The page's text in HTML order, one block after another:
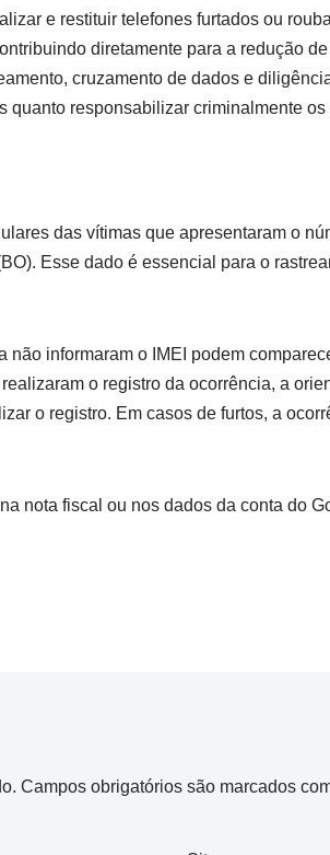
e restituir telefones furtados ou
diretamente para a redução
cruzamento de dados e
quanto responsabilizar criminalmente
das vítimas que apresentaram o
Esse dado é essencial para o
informaram o IMEI podem
o registro da ocorrência, a
o registro. Em casos de furtos, a
nota fiscal ou nos dados da conta do
Campos obrigatórios são marcados